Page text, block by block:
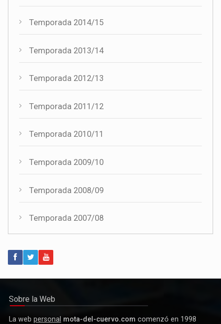
Temporada 2014/15
Temporada 2013/14
Temporada 2012/13
Temporada 2011/12
Temporada 2010/11
Temporada 2009/10
Temporada 2008/09
Temporada 2007/08
Sobre la Web
La web personal mota-del-cuervo.com comenzó en 1998